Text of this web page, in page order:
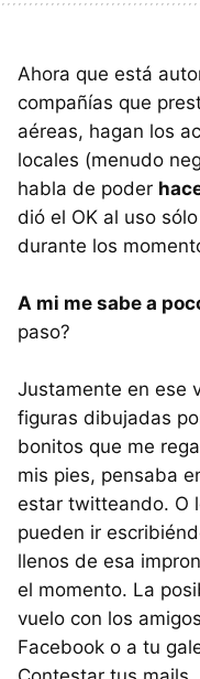
Ahora que está
compañías que
aéreas, hagan los
locales (menudo
habla de poder
dió el OK al uso
durante los
A mi me sabe a
paso?
Justamente en ese
figuras dibujadas
bonitos que me
mis pies, pensaba
estar twitteando. O
pueden ir
llenos de esa
el momento. La
vuelo con los
Facebook o a tu